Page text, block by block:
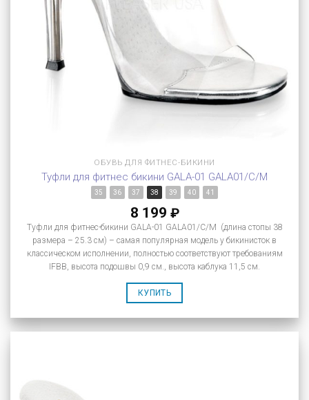
ОБУВЬ ДЛЯ ФИТНЕС-БИКИНИ
Туфли для фитнес бикини GALA-01 GALA01/C/M
35 36 37 38 39 40 41
8 199 ₽
Туфли для фитнес-бикини GALA-01 GALA01/C/M (длина стопы 38
размера – 25.3 см) – самая популярная модель у бикинисток в
классическом исполнении, полностью соответствуют требованиям
IFBB, высота подошвы 0,9 см., высота каблука 11,5 см.
КУПИТЬ